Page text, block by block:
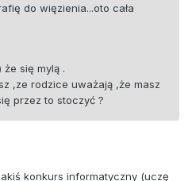
do więzienia...oto cała
się mylą .
,ze rodzice uważają ,że masz
przez to stoczyć ?
konkurs informatyczny (uczę